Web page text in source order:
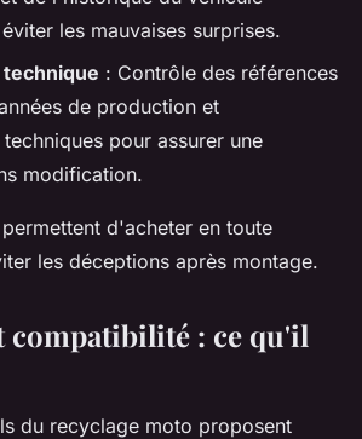
les mauvaises surprises.
: Contrôle des références
de production et
pour assurer une
modification.
d'acheter en toute
les déceptions après montage.
compatibilité : ce qu'il
du recyclage moto proposent